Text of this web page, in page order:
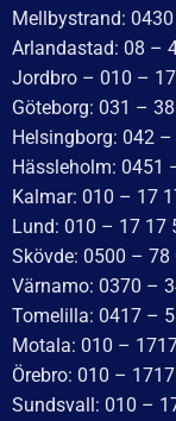
Mellbystrand:
Arlandastad: 08 –
Jordbro – 010 –
Göteborg: 031 –
Helsingborg: 042
Hässleholm: 0451
Kalmar: 010 – 17
Lund: 010 – 17 17
Skövde: 0500 – 78
Värnamo: 0370 –
Tomelilla: 0417 –
Motala: 010 –
Örebro: 010 –
Sundsvall: 010 –